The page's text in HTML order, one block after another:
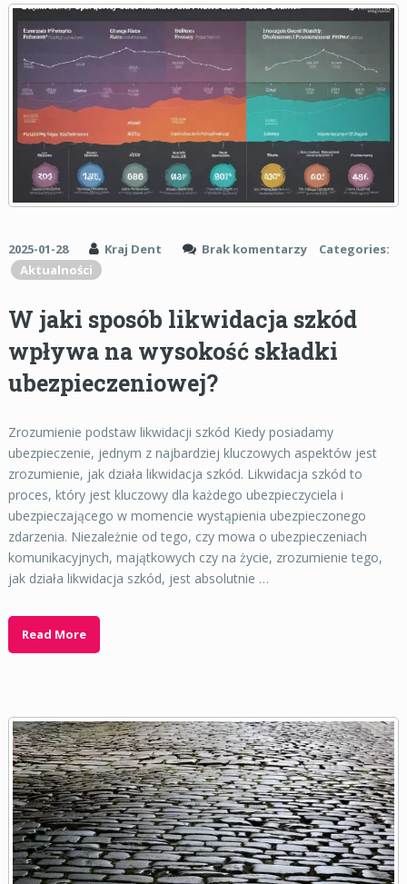
2025-01-28 Kraj Dent Brak komentarzy
Categories:
Aktualności
W jaki sposób likwidacja szkód
wpływa na wysokość składki
ubezpieczeniowej?
Zrozumienie podstaw likwidacji szkód Kiedy posiadamy
ubezpieczenie, jednym z najbardziej kluczowych aspektów jest
zrozumienie, jak działa likwidacja szkód. Likwidacja szkód to
proces, który jest kluczowy dla każdego ubezpieczyciela i
ubezpieczającego w momencie wystąpienia ubezpieczonego
zdarzenia. Niezależnie od tego, czy mowa o ubezpieczeniach
komunikacyjnych, majątkowych czy na życie, zrozumienie tego,
jak działa likwidacja szkód, jest absolutnie …
Read More